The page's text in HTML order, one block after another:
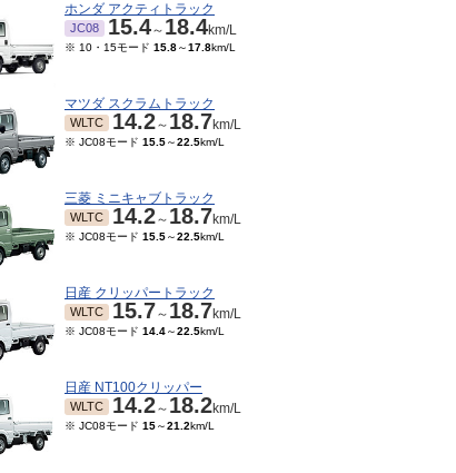
ホンダ アクティトラック
JC08 15.4～ 18.4km/L
※ 10・15モード 15.8～17.8km/L
マツダ スクラムトラック
WLTC 14.2～ 18.7km/L
※ JC08モード 15.5～22.5km/L
三菱 ミニキャブトラック
WLTC 14.2～ 18.7km/L
※ JC08モード 15.5～22.5km/L
日産 クリッパートラック
WLTC 15.7～ 18.7km/L
※ JC08モード 14.4～22.5km/L
日産 NT100クリッパー
WLTC 14.2～ 18.2km/L
※ JC08モード 15～21.2km/L